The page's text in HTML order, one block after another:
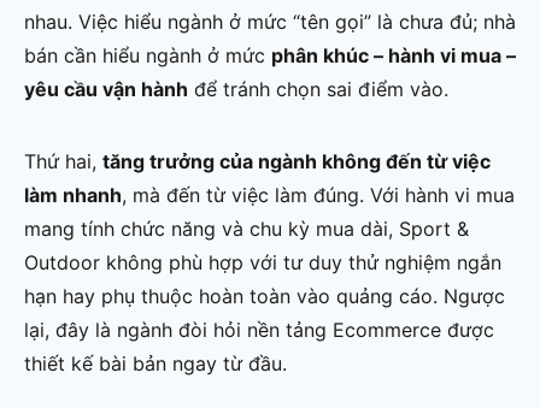
nhau. Việc hiểu ngành ở mức “tên gọi” là chưa đủ; nhà
bán cần hiểu ngành ở mức phân khúc – hành vi mua –
yêu cầu vận hành để tránh chọn sai điểm vào.
Thứ hai, tăng trưởng của ngành không đến từ việc
làm nhanh, mà đến từ việc làm đúng. Với hành vi mua
mang tính chức năng và chu kỳ mua dài, Sport &
Outdoor không phù hợp với tư duy thử nghiệm ngắn
hạn hay phụ thuộc hoàn toàn vào quảng cáo. Ngược
lại, đây là ngành đòi hỏi nền tảng Ecommerce được
thiết kế bài bản ngay từ đầu.